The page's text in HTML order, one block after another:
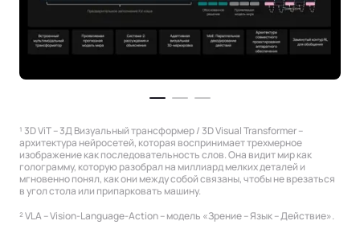
¹ 3D ViT – 3Д Визуальный трансформер / 3D Visual Transformer –
архитектура нейросетей, которая воспринимает трехмерное
изображение как последовательность слов. Она видит мир как
голограмму, которую разобрал на миллиард мелких деталей и
мгновенно понял, как они между собой связаны, чтобы не врезаться
в угол стола или припарковать машину.
² VLA – Vision-Language-Action – модель «Зрение – Язык – Действие».